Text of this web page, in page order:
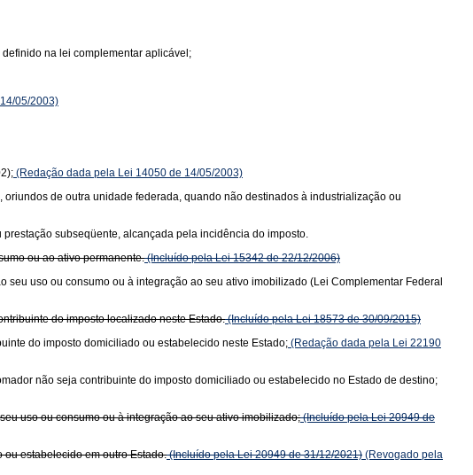
na lei complementar aplicável;
05/2003)
(Redação dada pela Lei 14050 de 14/05/2003)
de outra unidade federada, quando não destinados à industrialização ou
subseqüente, alcançada pela incidência do imposto.
ou ao ativo permanente.(Incluído pela Lei 15342 de 22/12/2006)
uso ou consumo ou à integração ao seu ativo imobilizado (Lei Complementar Federal
do imposto localizado neste Estado.(Incluído pela Lei 18573 de 30/09/2015)
do imposto domiciliado ou estabelecido neste Estado; (Redação dada pela Lei 22190
não seja contribuinte do imposto domiciliado ou estabelecido no Estado de destino;
uso ou consumo ou à integração ao seu ativo imobilizado;(Incluído pela Lei 20949 de
estabelecido em outro Estado.(Incluído pela Lei 20949 de 31/12/2021) (Revogado pela